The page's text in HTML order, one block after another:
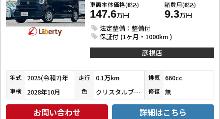
車両本体価格(税込)
147.6万円
諸費用(税込)
9.3万円
法定整備：整備付
保証付 (1ヶ月・1000km )
彦根店
年式 2025(令和7)年 走行 0.1万km 排気 660cc
車検 2028年10月 色 クリスタルブラックパール 修復 無
お問い合わせ 詳細はこちら